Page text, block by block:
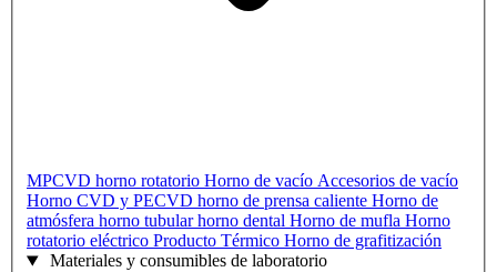
MPCVD horno rotatorio Horno de vacío Accesorios de vacío
Horno CVD y PECVD horno de prensa caliente Horno de
atmósfera horno tubularhorno dental Horno de mufla Horno
rotatorio eléctrico Producto Térmico Horno de grafitización
Materiales y consumibles de laboratorio